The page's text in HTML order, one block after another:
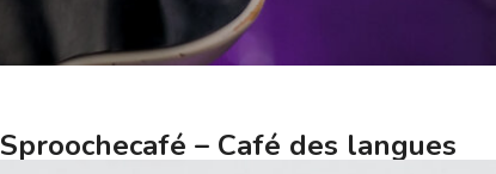
Sproochecafé – Café des langues